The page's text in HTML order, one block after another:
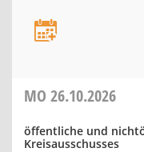
MO 26.10.2026
öffentliche und
Kreisausschusses